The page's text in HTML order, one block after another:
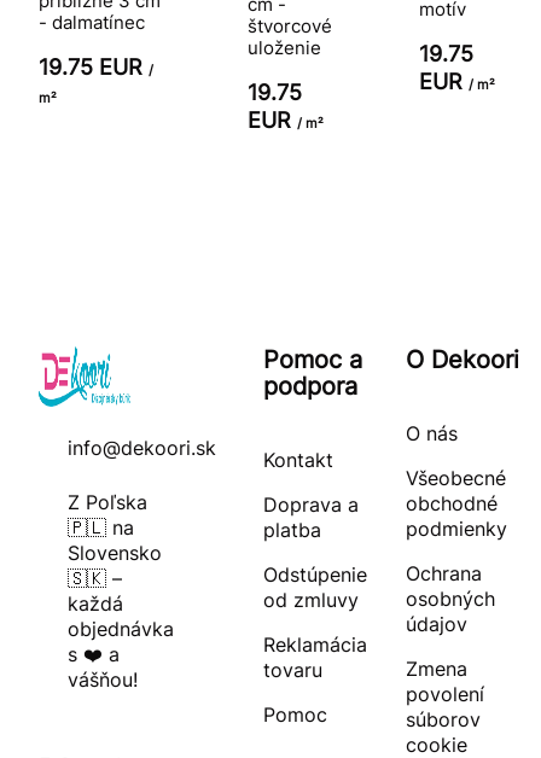
- dalmatínec
19.75 EUR /
m²
štvorcové
uloženie
19.75
EUR / m²
motív
19.75
EUR / m²
info@dekoori.sk
Z Poľska
🇵🇱 na
Slovensko
🇸🇰 –
každá
objednávka
s ❤️ a
vášňou!
Pomoc a
podpora
Kontakt
Doprava a
platba
Odstúpenie
od zmluvy
Reklamácia
tovaru
Pomoc
O Dekoori
O nás
Všeobecné
obchodné
podmienky
Ochrana
osobných
údajov
Zmena
povolení
súborov
cookie